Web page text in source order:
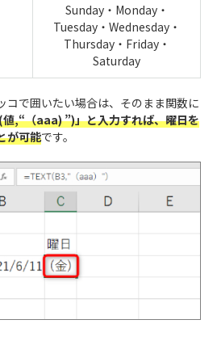
Sunday・Monday・
Tuesday・Wednesday・
Thursday・Friday・
Saturday
コで囲いたい場合は、そのまま関数に
,“（aaa) ”)」と入力すれば、曜日を
が可能です。